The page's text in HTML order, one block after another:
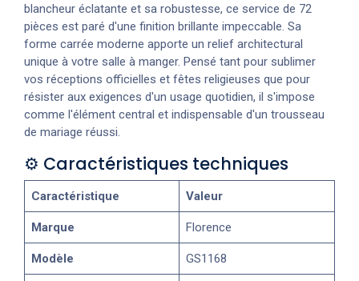
blancheur éclatante et sa robustesse, ce service de 72
pièces est paré d'une finition brillante impeccable. Sa
forme carrée moderne apporte un relief architectural
unique à votre salle à manger. Pensé tant pour sublimer
vos réceptions officielles et fêtes religieuses que pour
résister aux exigences d'un usage quotidien, il s'impose
comme l'élément central et indispensable d'un trousseau
de mariage réussi.
⚙️ Caractéristiques techniques
Caractéristique Valeur
Marque Florence
Modèle GS1168